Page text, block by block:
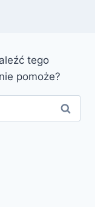
tego
pomoże?